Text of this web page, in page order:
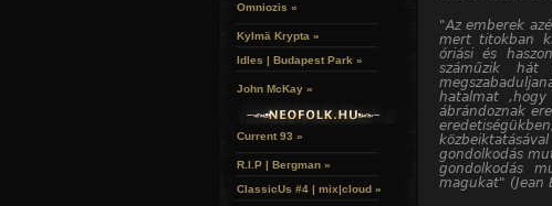
"Az emberek
mert titokban
óriási és
száműzik hát
hatalmat
ábrándoznak
gondolkodás
gondolkodás
magukat" (Jean
Omniozis »
Kylmä Krypta »
Idles | Budapest Park »
John McKay »
Current 93 »
R.I.P | Bergman »
ClassicUs #4 | mix|cloud »